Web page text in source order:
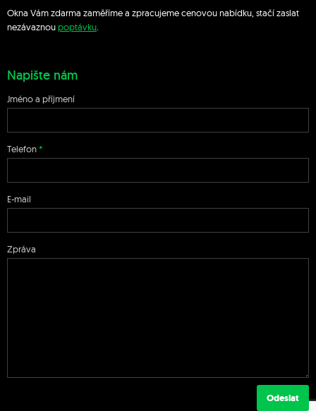
Okna Vám zdarma zaměříme a zpracujeme cenovou nabídku, stačí zaslat
nezávaznoupoptávku
Napište nám
Jméno a příjmení
Telefon
E-mail
Zpráva
Odeslat